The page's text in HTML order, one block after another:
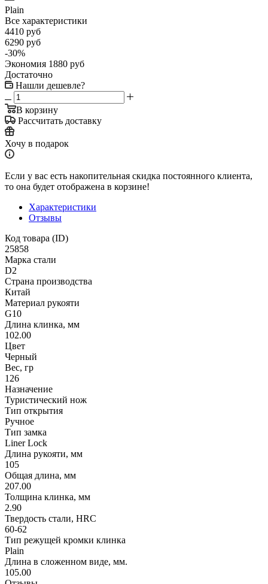
Plain
Все характеристики
4410 руб
6290 руб
-30%
Экономия 1880 руб
Достаточно
Нашли дешевле?
В корзину
Рассчитать доставку
Хочу в подарок
Если у вас есть накопительная скидка постоянного клиента,
то она будет отображена в корзине!
Характеристики
Отзывы
Код товара (ID)
25858
Марка стали
D2
Страна производства
Китай
Материал рукояти
G10
Длина клинка, мм
102.00
Цвет
Черный
Вес, гр
126
Назначение
Туристический нож
Тип открытия
Ручное
Тип замка
Liner Lock
Длина рукояти, мм
105
Общая длина, мм
207.00
Толщина клинка, мм
2.90
Твердость стали, HRC
60-62
Тип режущей кромки клинка
Plain
Длина в сложенном виде, мм.
105.00